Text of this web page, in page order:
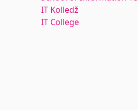
IT Kolledž
IT College